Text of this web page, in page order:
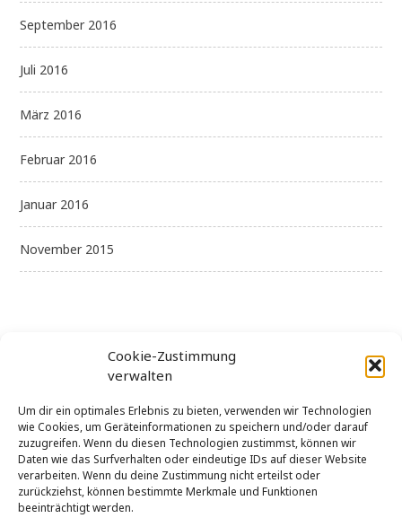
Cookie-Zustimmung
verwalten
Um dir ein optimales Erlebnis zu bieten, verwenden wir Technologien
wie Cookies, um Geräteinformationen zu speichern und/oder darauf
zuzugreifen. Wenn du diesen Technologien zustimmst, können wir
Daten wie das Surfverhalten oder eindeutige IDs auf dieser Website
verarbeiten. Wenn du deine Zustimmung nicht erteilst oder
zurückziehst, können bestimmte Merkmale und Funktionen
beeinträchtigt werden.
September 2016
Juli 2016
März 2016
Februar 2016
Januar 2016
November 2015
Kategorien
Allgemein
Uncategorized